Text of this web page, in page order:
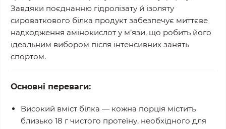
Завдяки поєднанню гідролізату й ізоляту
сироваткового білка продукт забезпечує миттєве
надходження амінокислот у м’язи, що робить його
ідеальним вибором після інтенсивних занять
спортом.
Основні переваги:
Високий вміст білка — кожна порція містить
близько 18 г чистого протеїну, необхідного для